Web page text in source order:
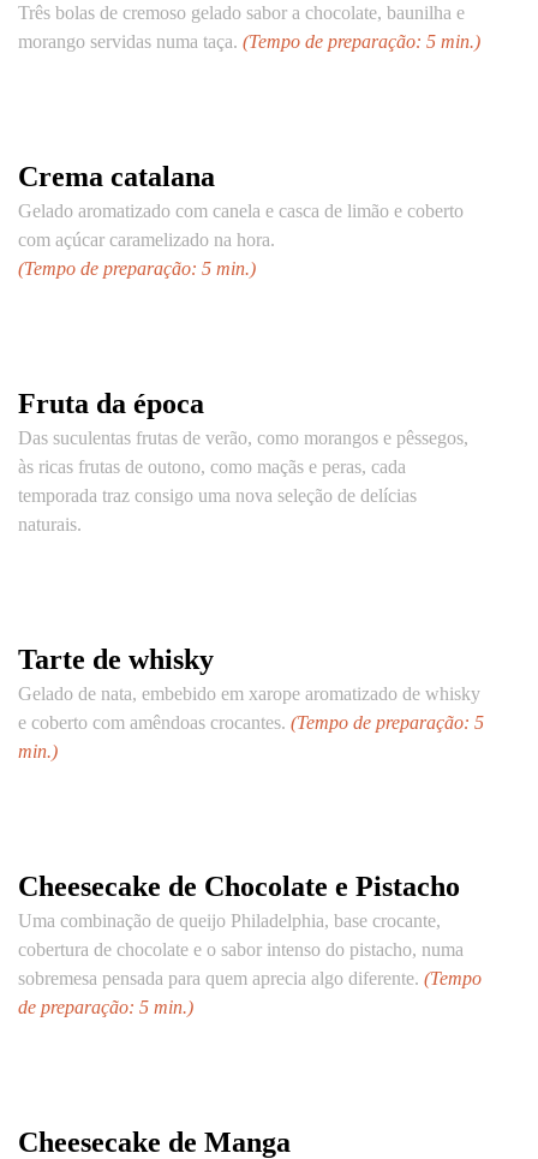
Três bolas de cremoso gelado sabor a chocolate, baunilha e
morango servidas numa taça. (Tempo de preparação: 5 min.)
Crema catalana
Gelado aromatizado com canela e casca de limão e coberto
com açúcar caramelizado na hora.
(Tempo de preparação: 5 min.)
Fruta da época
Das suculentas frutas de verão, como morangos e pêssegos,
às ricas frutas de outono, como maçãs e peras, cada
temporada traz consigo uma nova seleção de delícias
naturais.
Tarte de whisky
Gelado de nata, embebido em xarope aromatizado de whisky
e coberto com amêndoas crocantes. (Tempo de preparação: 5
min.)
Cheesecake de Chocolate e Pistacho
Uma combinação de queijo Philadelphia, base crocante,
cobertura de chocolate e o sabor intenso do pistacho, numa
sobremesa pensada para quem aprecia algo diferente. (Tempo
de preparação: 5 min.)
Cheesecake de Manga